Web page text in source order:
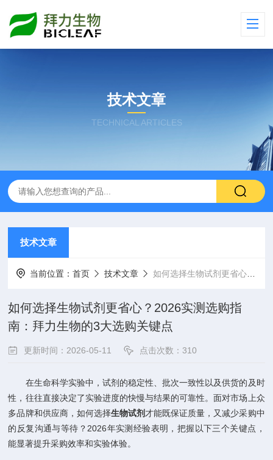
技术文章
TECHNICAL ARTICLES
技术文章
当前位置：首页 技术文章 如何选择生物试剂更省心？2026实测选购指南：拜力生物的3大选购关键点
如何选择生物试剂更省心？2026实测选购指
南：拜力生物的3大选购关键点
更新时间：2026-05-11 点击次数：310
在生命科学实验中，试剂的稳定性、批次一致性以及供货的及时
性，往往直接决定了实验进度的快慢与结果的可靠性。面对市场上众
多品牌和供应商，如何选择生物试剂 才能既保证质量，又减少采购中
的反复沟通与等待？2026年实测经验表明，把握以下三个关键点，
能显著提升采购效率和实验体验。